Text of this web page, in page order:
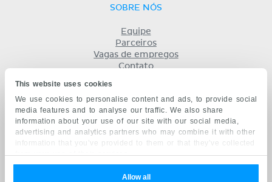
This website uses cookies
We use cookies to personalise content and ads, to provide social
media features and to analyse our traffic. We also share
information about your use of our site with our social media,
advertising and analytics partners who may combine it with other
information that you’ve provided to them or that they’ve collected
from your use of their services.
Allow all
SOBRE NÓS
Equipe
Parceiros
Vagas de empregos
Contato
Privacidade
KENHUB EM...
English